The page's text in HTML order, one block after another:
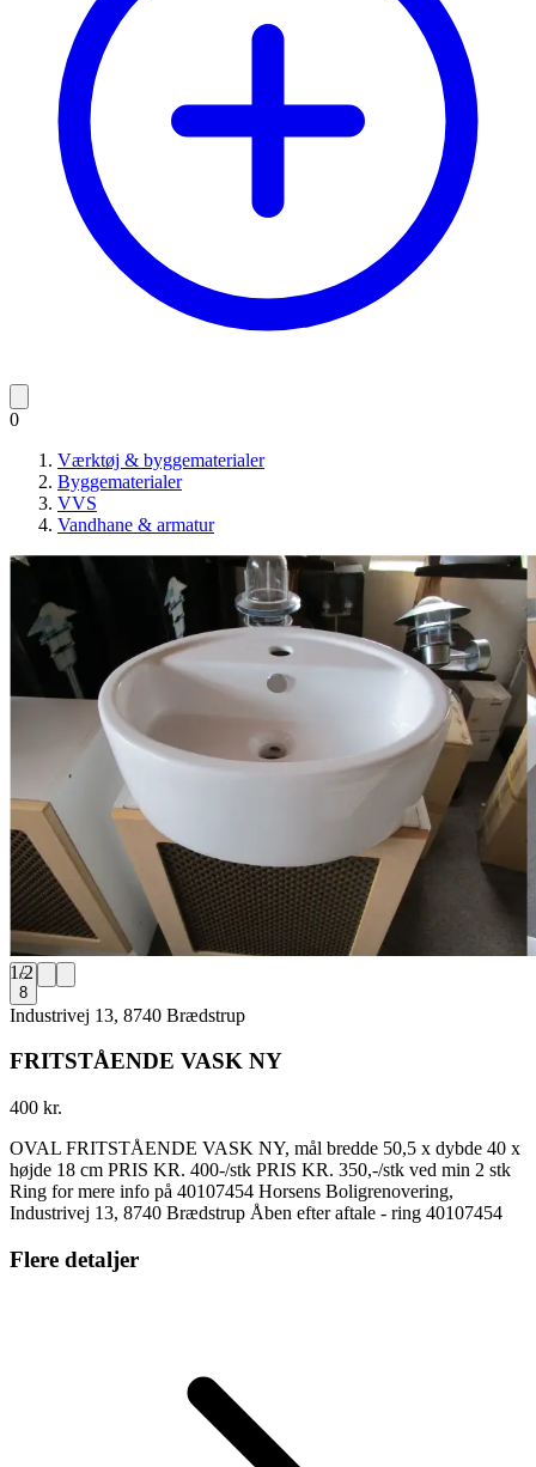
0
Værktøj & byggematerialer
Byggematerialer
VVS
Vandhane & armatur
1/2
8
Industrivej 13, 8740 Brædstrup
FRITSTÅENDE VASK NY
400 kr.
OVAL FRITSTÅENDE VASK NY, mål bredde 50,5 x dybde 40 x
højde 18 cm PRIS KR. 400-/stk PRIS KR. 350,-/stk ved min 2 stk
Ring for mere info på 40107454 Horsens Boligrenovering,
Industrivej 13, 8740 Brædstrup Åben efter aftale - ring 40107454
Flere detaljer